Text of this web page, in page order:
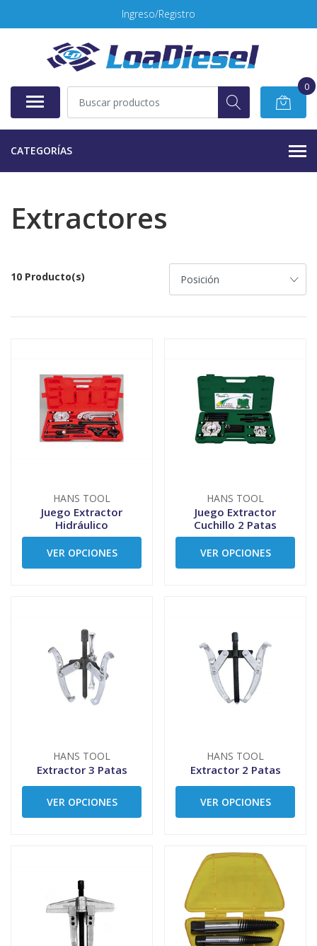
Ingreso/Registro
0
CATEGORÍAS
Extractores
10 Producto(s)
HANS TOOL
Juego Extractor
Hidráulico
VER OPCIONES
HANS TOOL
Juego Extractor
Cuchillo 2 Patas
VER OPCIONES
HANS TOOL
Extractor 3 Patas
VER OPCIONES
HANS TOOL
Extractor 2 Patas
VER OPCIONES